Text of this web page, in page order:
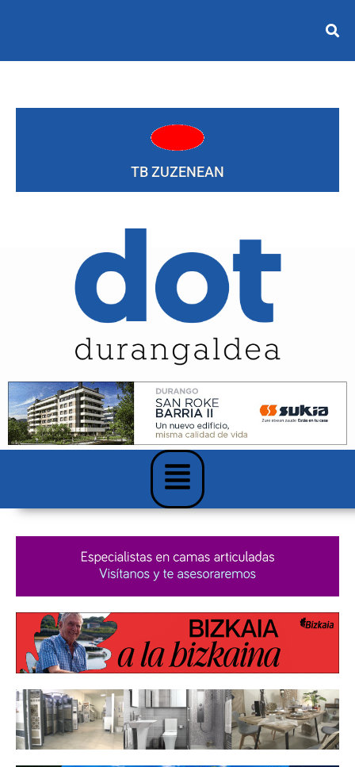
TB ZUZENEAN